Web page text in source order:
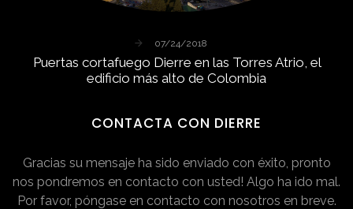
07/24/2018
Puertas cortafuego Dierre en las Torres Atrio, el
edificio más alto de Colombia
CONTACTA CON DIERRE
Gracias su mensaje ha sido enviado con éxito, pronto
nos pondremos en contacto con usted! Algo ha ido mal.
Por favor, póngase en contacto con nosotros en breve.